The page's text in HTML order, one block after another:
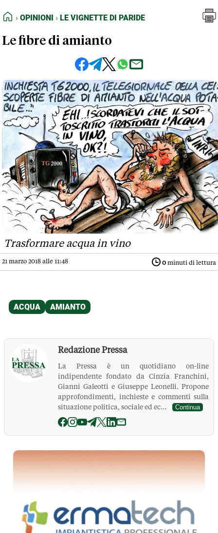
FEED RSS
NORMATIVE DEONTOLOGICHE
TERMINI e CONDIZIONI
Opinioni
Le Vignette di Paride
HOME
OPINIONI LE VIGNETTE DI PARIDE
Le fibre di amianto
Trasformare acqua in vino
21 marzo 2018 alle 11:48 0 minuti di lettura
Redazione Pressa
La Pressa è un quotidiano on-line
indipendente fondato da Cinzia Franchini,
Gianni Galeotti e Giuseppe Leonelli. Propone
approfondimenti, inchieste e commenti sulla
situazione politica, sociale ed ec...
Continua
La Pressa